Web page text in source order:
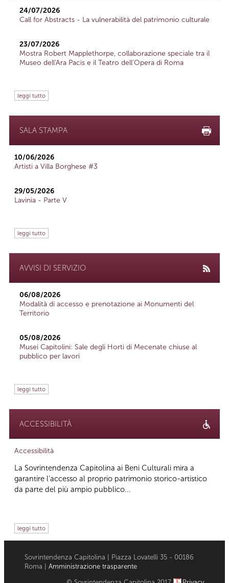
24/07/2026
Call for Abstracts - La vulnerabilità del patrimonio culturale
23/07/2026
Mostra Robert Mapplethorpe, collaborazione speciale tra il
Museo dell'Ara Pacis e il Teatro dell'Opera di Roma
leggi tutto
SALA STAMPA
10/06/2026
Artisti a Villa Borghese #3
29/05/2026
Lavinia - Parte V
leggi tutto
AVVISI DI SERVIZIO
06/08/2026
Modalità di accesso e prenotazione ai Monumenti del
Territorio
05/08/2026
Musei Capitolini: Sale degli Horti di Mecenate chiuse al
pubblico per lavori
leggi tutto
ACCESSIBILITÀ
Accessibilità
La Sovrintendenza Capitolina ai Beni Culturali mira a
garantire l’accesso al proprio patrimonio storico-artistico
da parte del più ampio pubblico...
leggi tutto
Sovrintendenza Capitolina | Piazza Lovatelli 35 - 00186
Roma | Amministrazione trasparente